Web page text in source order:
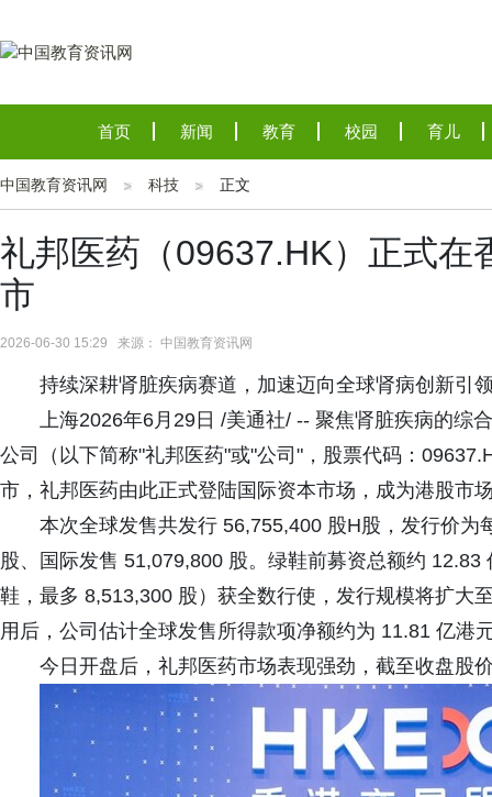
首页 新闻 教育 校园 育儿
中国教育资讯网 科技 正文
礼邦医药（09637.HK）正式在
市
2026-06-30 15:29 来源： 中国教育资讯网
持续深耕肾脏疾病赛道，加速迈向全球肾病创新引
上海2026年6月29日 /美通社/ -- 聚焦肾脏疾病的综
公司（以下简称"礼邦医药"或"公司"，股票代码：
市，礼邦医药由此正式登陆国际资本市场，成为港股市
本次全球发售共发行 56,755,400 股H股，发行价
股、国际发售 51,079,800 股。绿鞋前募资总额约
鞋，最多 8,513,300 股）获全数行使，发行规模将扩大
用后，公司估计全球发售所得款项净额约为 11.81 亿港
今日开盘后，礼邦医药市场表现强劲，截至收盘股